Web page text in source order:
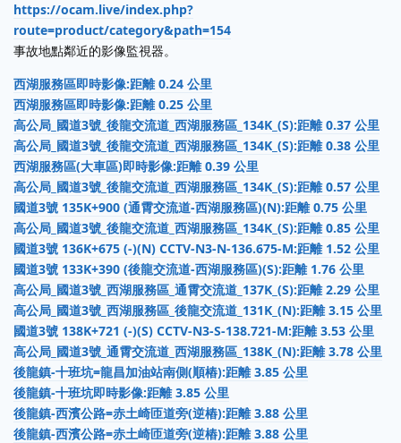
https://ocam.live/index.php?
route=product/category&path=154
事故地點鄰近的影像監視器。
西湖服務區即時影像:距離 0.24 公里
西湖服務區即時影像:距離 0.25 公里
高公局_國道3號_後龍交流道_西湖服務區_134K_(S):距離 0.37 公里
高公局_國道3號_後龍交流道_西湖服務區_134K_(S):距離 0.38 公里
西湖服務區(大車區)即時影像:距離 0.39 公里
高公局_國道3號_後龍交流道_西湖服務區_134K_(S):距離 0.57 公里
國道3號 135K+900 (通霄交流道-西湖服務區)(N):距離 0.75 公里
高公局_國道3號_後龍交流道_西湖服務區_134K_(S):距離 0.85 公里
國道3號 136K+675 (-)(N) CCTV-N3-N-136.675-M:距離 1.52 公里
國道3號 133K+390 (後龍交流道-西湖服務區)(S):距離 1.76 公里
高公局_國道3號_西湖服務區_通霄交流道_137K_(S):距離 2.29 公里
高公局_國道3號_西湖服務區_後龍交流道_131K_(N):距離 3.15 公里
國道3號 138K+721 (-)(S) CCTV-N3-S-138.721-M:距離 3.53 公里
高公局_國道3號_通霄交流道_西湖服務區_138K_(N):距離 3.78 公里
後龍鎮-十班坑=龍昌加油站南側(順樁):距離 3.85 公里
後龍鎮-十班坑即時影像:距離 3.85 公里
後龍鎮-西濱公路=赤土崎匝道旁(逆樁):距離 3.88 公里
後龍鎮-西濱公路=赤土崎匝道旁(逆樁):距離 3.88 公里